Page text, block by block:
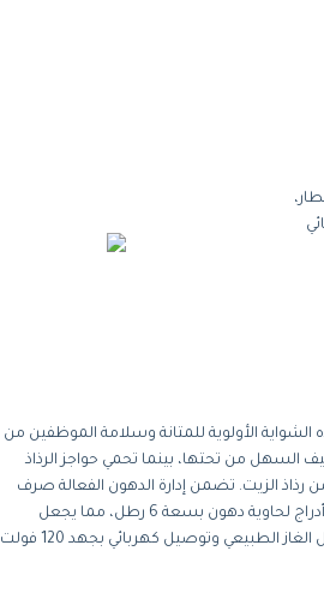
الأولوية للمتانة وسلامة الموظفين من
السهل من تحتها، بينما تحمي حواجز الرذاذ
رذاذ الزيت. تضمن إدارة الدهون الفعالة صرف
دهون الطهي بسهولة مع تركيبة لحاوية الدهون بعرض 3 1/2 بوصة و(2) أدراج لحاوية دهون بسعة 6 رطل، مما يجعل
عملية التنظيف سريعة وخالية من المتاعب. تتطلب هذه الطرازات توصيل الغاز الطبيعي وتوصيل كهربائي بجهد 120 فولت